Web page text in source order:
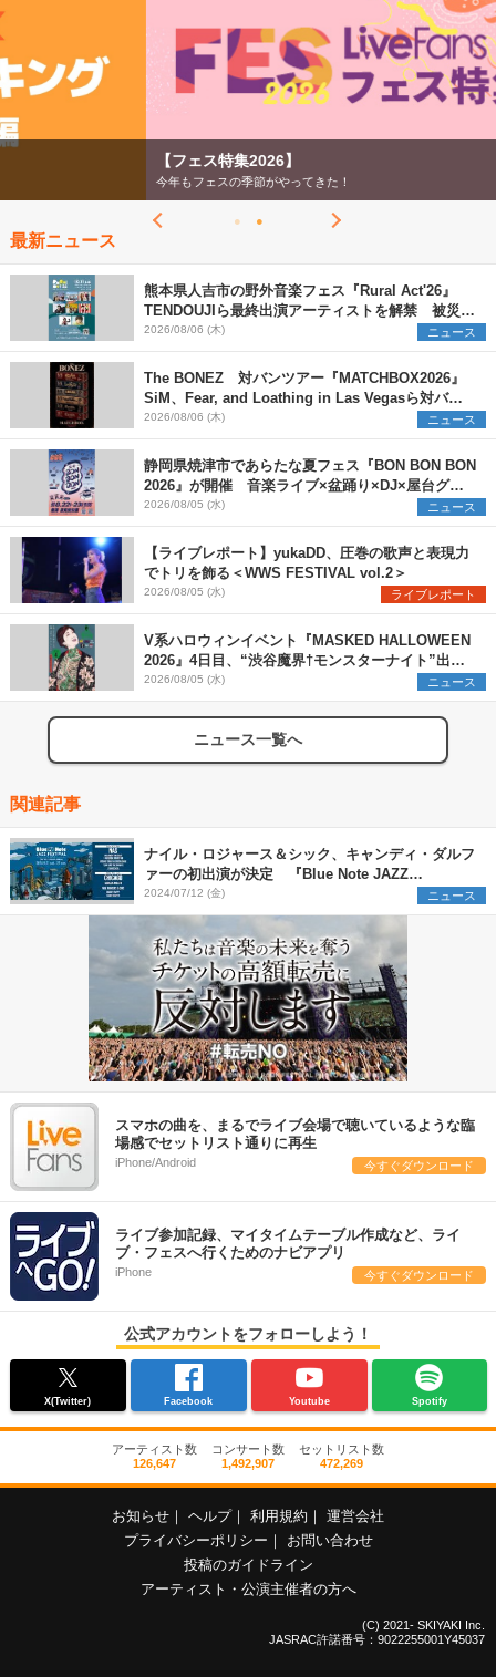
今年もフェスの季節がやってきた！
最新ニュース
熊本県人吉市の野外音楽フェス『Rural Act'26』
TENDOUJIら最終出演アーティストを解禁 被災地
支援プロジェクトの始動も発表
2026/08/06 (木) ニュース
The BONEZ 対バンツアー『MATCHBOX2026』
SiM、Fear, and Loathing in Las Vegasら対バン
アーティストを一斉解禁
2026/08/06 (木) ニュース
静岡県焼津市であらたな夏フェス『BON BON BON
2026』が開催 音楽ライブ×盆踊り×DJ×屋台グル
メ×ランタンナイトで彩る2日間
2026/08/05 (水) ニュース
【ライブレポート】yukaDD、圧巻の歌声と表現力
でトリを飾る＜WWS FESTIVAL vol.2＞
2026/08/05 (水) ライブレポート
V系ハロウィンイベント『MASKED HALLOWEEN
2026』4日目、“渋谷魔界†モンスターナイト”出演6
組を発表
2026/08/05 (水) ニュース
ニュース一覧へ
関連記事
ナイル・ロジャース＆シック、キャンディ・ダルフ
ァーの初出演が決定 『Blue Note JAZZ
FESTIVAL in JAPAN 2024』全ラインナップを公開
2024/07/12 (金) ニュース
スマホの曲を、まるでライブ会場で聴いているような臨
場感でセットリスト通りに再生
iPhone/Android 今すぐダウンロード
ライブ参加記録、マイタイムテーブル作成など、ライ
ブ・フェスへ行くためのナビアプリ
iPhone 今すぐダウンロード
公式アカウントをフォローしよう！
X(Twitter) Facebook Youtube Spotify
アーティスト数
126,647
コンサート数
1,492,907
セットリスト数
472,269
お知らせ ヘルプ 利用規約
運営会社
プライバシーポリシー
お問い合わせ
投稿のガイドライン
アーティスト・公演主催者の方へ
(C) 2021- SKIYAKI Inc.
JASRAC許諾番号：9022255001Y45037